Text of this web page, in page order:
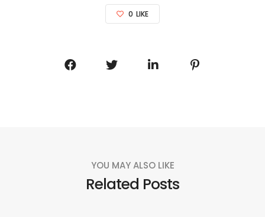
0 LIKE
YOU MAY ALSO LIKE
Related Posts